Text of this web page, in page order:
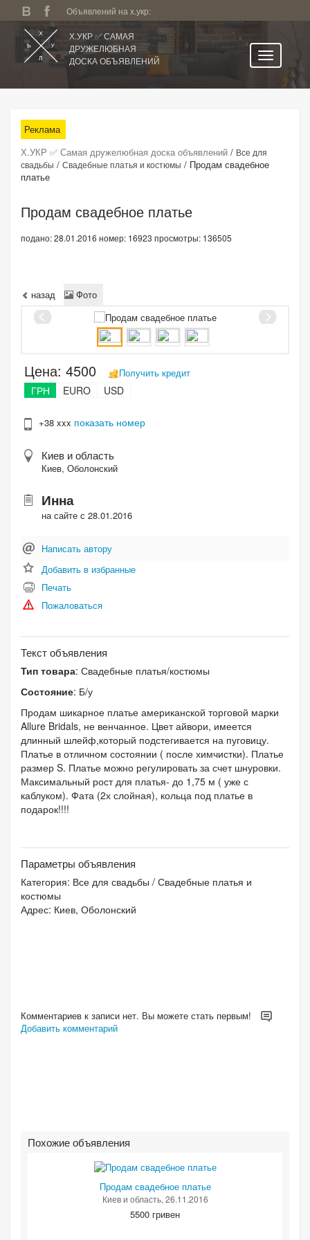
Объявлений на х.укр:
Х.УКР ✅ САМАЯ
ДРУЖЕЛЮБНАЯ
ДОСКА ОБЪЯВЛЕНИЙ
Все регионы
Категории
Избранное
Личный кабинет
Поиск по сайту
Реклама
Х.УКР ✅ Самая дружелюбная доска объявлений / Все для
свадьбы / Свадебные платья и костюмы / Продам свадебное
платье
Продам свадебное платье
подано: 28.01.2016 номер: 16923 просмотры: 136505
назад Фото
Цена: 4500 Получить кредит
ГРН EURO USD
+38 xxx показать номер
Киев и область
Киев, Оболонский
Инна
на сайте с 28.01.2016
Написать автору
Добавить в избранные
Печать
Пожаловаться
Текст объявления
Тип товара: Свадебные платья/костюмы
Состояние: Б/у
Продам шикарное платье американской торговой марки
Allure Bridals, не венчанное. Цвет айвори, имеется
длинный шлейф,который подстегивается на пуговицу.
Платье в отличном состоянии ( после химчистки). Платье
размер S. Платье можно регулировать за счет шнуровки.
Максимальный рост для платья- до 1,75 м ( уже с
каблуком). Фата (2х слойная), кольца под платье в
подарок!!!!
Параметры объявления
Категория: Все для свадьбы / Свадебные платья и
костюмы
Адрес: Киев, Оболонский
Комментариев к записи нет. Вы можете стать первым!
Добавить комментарий
Похожие объявления
Продам свадебное платье
Киев и область, 26.11.2016
5500 гривен